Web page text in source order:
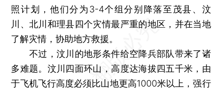
照计划，他们分为3-4个组分别降落至茂县、汶
川、北川和理县四个灾情最严重的地区，并在当地
了解灾情，协助地方救援。
不过，汶川的地形条件给空降兵部队带来了诸
多难题。汶川四面环山，高度达海拔四五千米，由
于飞机飞行高度必须比山地更高1000米以上，强行